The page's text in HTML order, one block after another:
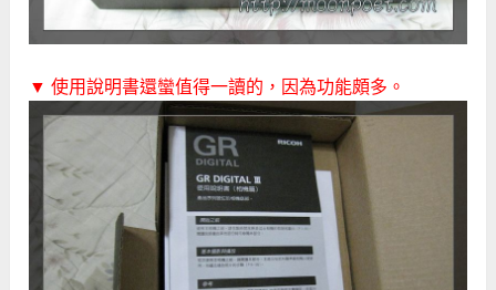
▼ 使用說明書還蠻值得一讀的，因為功能頗多。